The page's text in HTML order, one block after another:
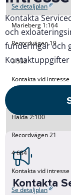
Se detaljplan
Marieberg 1:164
Recordvägen 19
3 532
Kontakta vid intresse
Halda 2:100
Recordvägen 21
4 684
Kontakta vid intresse
Se detaljplan
Kontakta
och
funderingar och
Kontakta